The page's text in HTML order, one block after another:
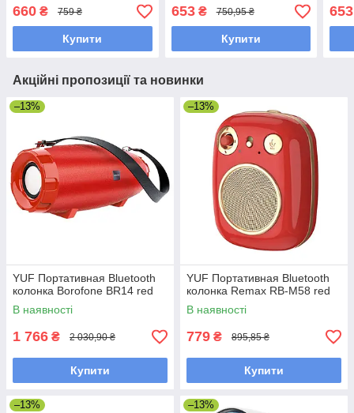
подсветкой blue
660 ₴ 759 ₴
Купити
подсветкой purple
653₴ 750,95 ₴
Купити
653
Акційні пропозиції та новинки
–13%
YUF Портативная Bluetooth
колонка Borofone BR14 red
В наявності
1 766 ₴ 2 030,90 ₴
Купити
–13%
YUF Портативная Bluetooth
колонка Remax RB-M58 red
В наявності
779 ₴ 895,85 ₴
Купити
–13% –13%